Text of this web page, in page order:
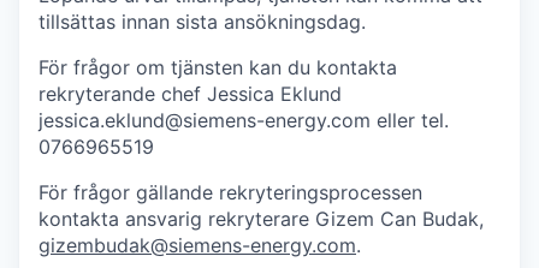
tillsättas innan sista ansökningsdag.
För frågor om tjänsten kan du kontakta
rekryterande chef Jessica Eklund
jessica.eklund@siemens-energy.com eller tel.
0766965519
För frågor gällande rekryteringsprocessen
kontakta ansvarig rekryterare Gizem Can Budak,
gizembudak@siemens-energy.com.